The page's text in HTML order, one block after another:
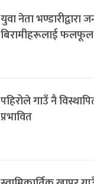
युवा नेता
बिरामीहरूलाई
पहिरोले गाउँ नै
प्रभावित